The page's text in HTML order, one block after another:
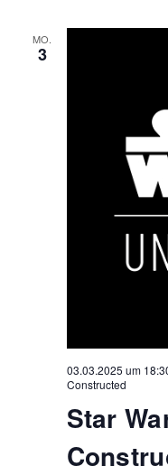
MO.
3
03.03.2025 um
Constructed
Star